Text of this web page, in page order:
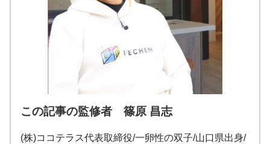
この記事の監修者 篠原 昌志
(株)ココテラス代表取締役/一卵性の双子/山口県出身/